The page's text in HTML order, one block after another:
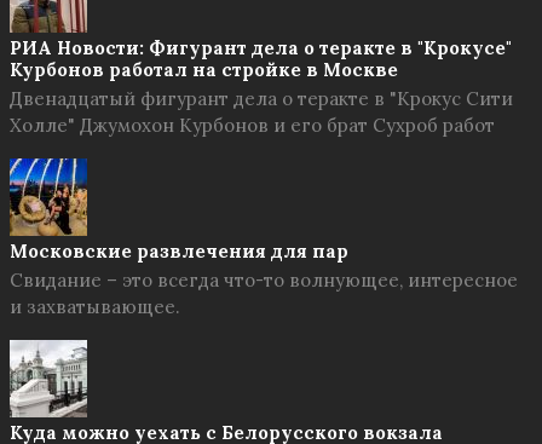
РИА Новости: Фигурант дела о теракте в "Крокусе"
Курбонов работал на стройке в Москве
Двенадцатый фигурант дела о теракте в "Крокус Сити
Холле" Джумохон Курбонов и его брат Сухроб работ
Московские развлечения для пар
Свидание – это всегда что-то волнующее, интересное
и захватывающее.
Куда можно уехать с Белорусского вокзала